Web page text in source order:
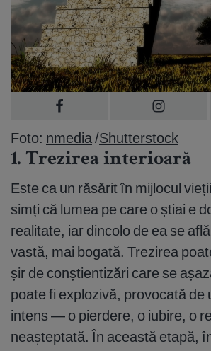
Foto: nmedia/Shutterstock
1. Trezirea interioară
Este ca un răsărit în mijlocul
simți că lumea pe care o știai e
realitate, iar dincolo de ea se
vastă, mai bogată. Trezirea
șir de conștientizări care se
poate fi explozivă, provocată de
intens — o pierdere, o iubire, o
neașteptată. În această etapă,